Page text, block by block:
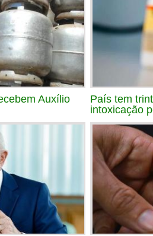
Auxílio
País tem
intoxicação